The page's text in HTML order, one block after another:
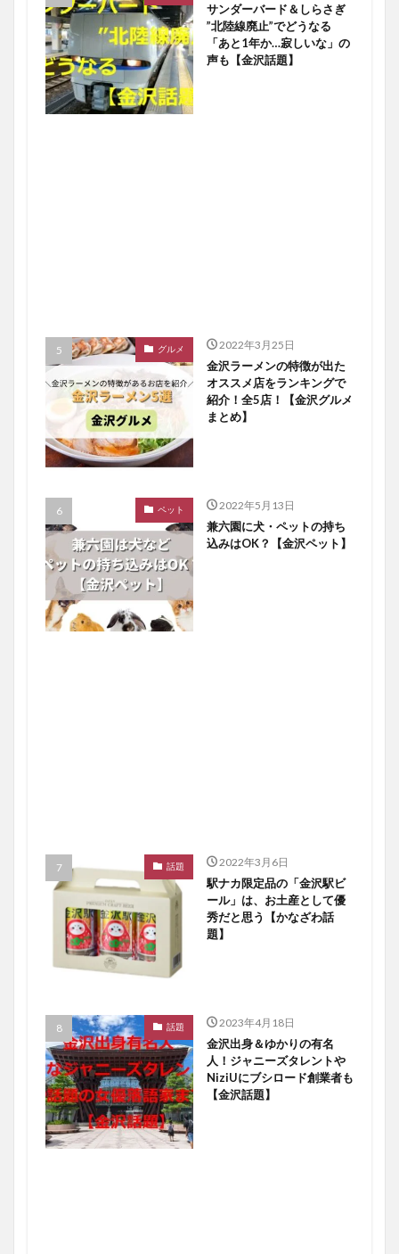
サンダーバード＆しらさぎ
”北陸線廃止”でどうなる
「あと1年か…寂しいな」の
声も【金沢話題】
グルメ 2022年3月25日
金沢ラーメンの特徴が出た
オススメ店をランキングで
紹介！全5店！【金沢グルメ
まとめ】
ペット 2022年5月13日
兼六園に犬・ペットの持ち
込みはOK？【金沢ペット】
話題 2022年3月6日
駅ナカ限定品の「金沢駅ビ
ール」は、お土産として優
秀だと思う【かなざわ話
題】
話題 2023年4月18日
金沢出身＆ゆかりの有名
人！ジャニーズタレントや
NiziUにブシロード創業者も
【金沢話題】